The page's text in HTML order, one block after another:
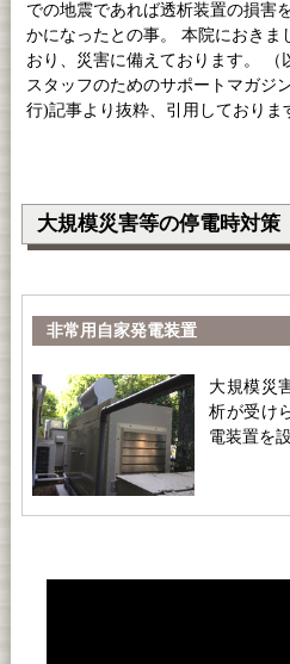
での地震であれば透析装置の損害
かになったとの事。 本院におきま
おり、災害に備えております。 （
スタッフのためのサポートマガジ
行)記事より抜粋、引用しておりま
大規模災害等の停電時対策
非常用自家発電装置
大規模災
析が受け
電装置を